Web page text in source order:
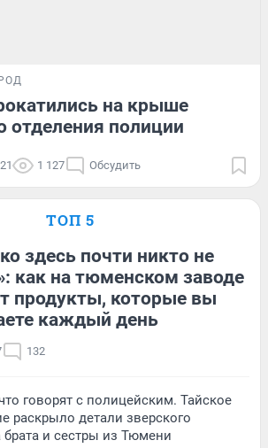
на крыше
отделения полиции
1 127 Обсудить
ТОП 5
здесь почти никто не
как на тюменском заводе
продукты, которые вы
каждый день
132
говорят с полицейским. Тайское
раскрыло детали зверского
брата и сестры из Тюмени